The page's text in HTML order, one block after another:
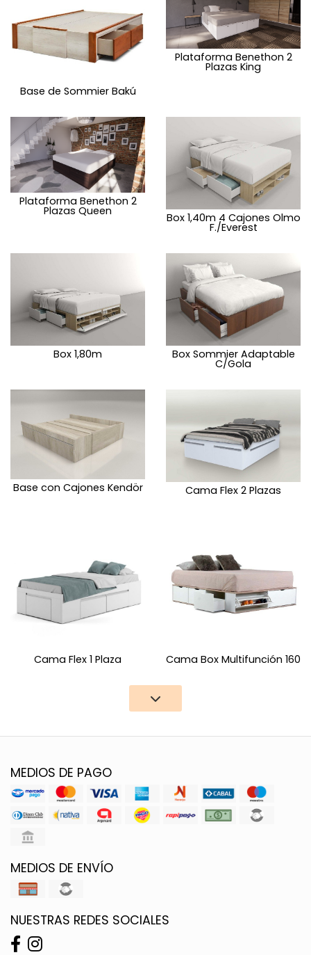
Base de Sommier Bakú
Plataforma Benethon 2
Plazas King
Plataforma Benethon 2
Plazas Queen Box 1,40m 4 Cajones Olmo
F./Everest
Box 1,80m Box Sommier Adaptable
C/Gola
Base con Cajones Kendör Cama Flex 2 Plazas
Cama Flex 1 Plaza Cama Box Multifunción 160
MEDIOS DE PAGO
MEDIOS DE ENVÍO
NUESTRAS REDES SOCIALES